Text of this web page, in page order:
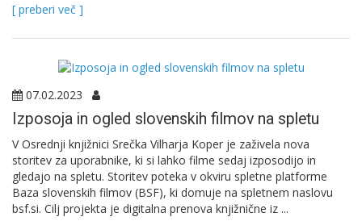
[ preberi več ]
07.02.2023
Izposoja in ogled slovenskih filmov na spletu
V Osrednji knjižnici Srečka Vilharja Koper je zaživela nova
storitev za uporabnike, ki si lahko filme sedaj izposodijo in
gledajo na spletu. Storitev poteka v okviru spletne platforme
Baza slovenskih filmov (BSF), ki domuje na spletnem naslovu
bsf.si. Cilj projekta je digitalna prenova knjižnične iz ...